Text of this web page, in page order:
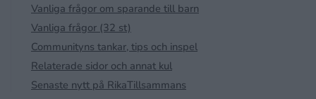
Vanliga frågor om sparande till barn
Vanliga frågor (32 st)
Communityns tankar, tips och inspel
Relaterade sidor och annat kul
Senaste nytt på RikaTillsammans